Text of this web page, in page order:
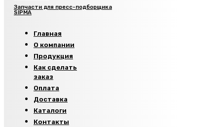
Запчасти для пресс-подборщика
SIPMA
Главная
О компании
Продукция
Как сделать
заказ
Оплата
Доставка
Каталоги
Контакты